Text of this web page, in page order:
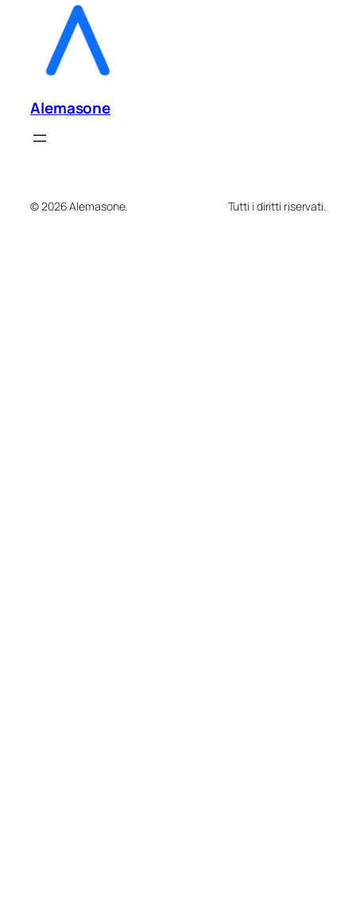
Alemasone
© 2026 Alemasone. Tutti i diritti riservati.